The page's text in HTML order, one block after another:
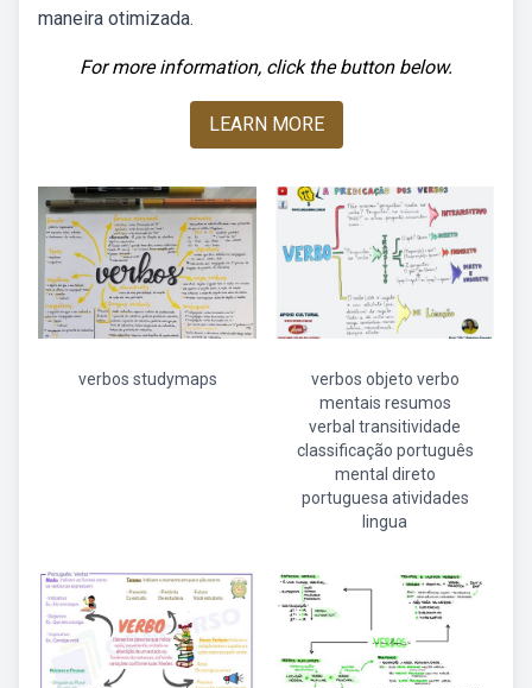
maneira otimizada.
For more information, click the button below.
LEARN MORE
verbos studymaps
verbos objeto verbo
mentais resumos
verbal transitividade
classificação português
mental direto
portuguesa atividades
lingua